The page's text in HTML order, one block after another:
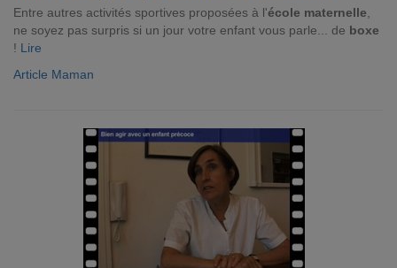
Entre autres activités sportives proposées à l'école maternelle
ne soyez pas surpris si un jour votre enfant vous parle... de boxe
! Lire
Article Maman